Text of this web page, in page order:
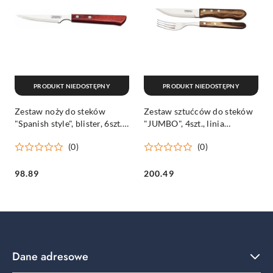
Zestaw noży do steków
"Spanish style", blister, 6szt.,
Tramontina
(0)
Cena:
98.89
PRODUKT NIEDOSTĘPNY
Zestaw sztućców do steków
"JUMBO", 4szt., linia
Tramontina
(0)
Cena:
200.49
PRODUKT NIEDOSTĘPNY
Dane adresowe